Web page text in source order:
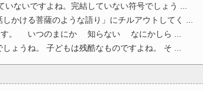
いないですよね。完結していない符号でしょう ...
かける菩薩のような語り」にチルアウトしてく ...
す。 いつのまにか 知らない なにかしら ...
ょうね。 子どもは残酷なものですよね。 そ ...